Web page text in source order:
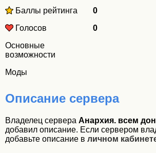
Баллы рейтинга
0
Голосов
0
Основные
возможности
Моды
Описание сервера
Владелец сервера Анархия. всем
добавил описание. Если сервером
добавьте описание в личном